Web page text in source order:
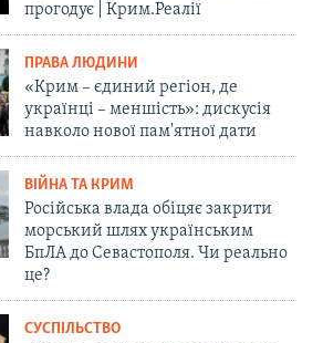
прогодує | Крим.Реалії
ПРАВА ЛЮДИНИ
«Крим – єдиний регіон, де
українці – меншість»: дискусія
навколо нової пам'ятної дати
ВІЙНА ТА КРИМ
Російська влада обіцяє закрити
морський шлях українським
БпЛА до Севастополя. Чи реально
це?
СУСПІЛЬСТВО